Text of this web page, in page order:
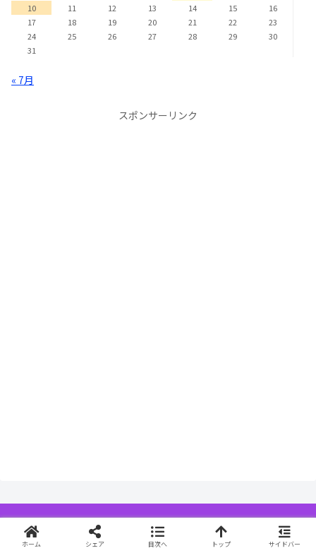
10
11 12 13 14 15
16
17
18 19 20 21 22
23
24
25 26 27 28 29
30
31
« 7月
スポンサーリンク
ホーム プライバシーポリシー
ホーム シェア 目次へ トップ サイドバー